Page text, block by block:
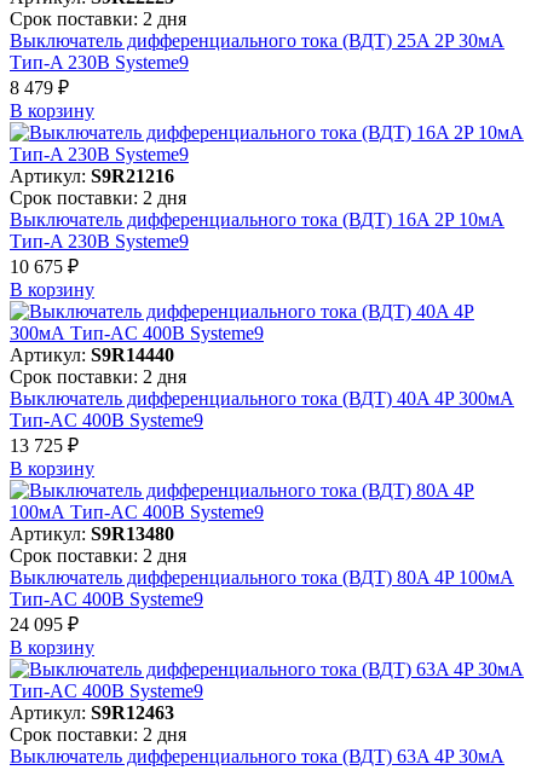
Срок поставки: 2 дня
Выключатель дифференциального тока (ВДТ) 25A 2P 30мА
Тип-A 230В Systeme9
8 479 ₽
В корзинy
Артикул: S9R21216
Срок поставки: 2 дня
Выключатель дифференциального тока (ВДТ) 16A 2P 10мА
Тип-A 230В Systeme9
10 675 ₽
В корзинy
Артикул: S9R14440
Срок поставки: 2 дня
Выключатель дифференциального тока (ВДТ) 40A 4P 300мА
Тип-AC 400В Systeme9
13 725 ₽
В корзинy
Артикул: S9R13480
Срок поставки: 2 дня
Выключатель дифференциального тока (ВДТ) 80A 4P 100мА
Тип-AC 400В Systeme9
24 095 ₽
В корзинy
Артикул: S9R12463
Срок поставки: 2 дня
Выключатель дифференциального тока (ВДТ) 63A 4P 30мА